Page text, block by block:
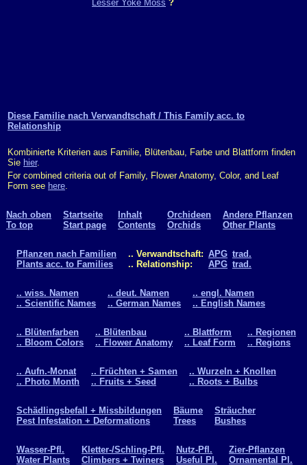
Lesser Yoke Moss ?
Diese Familie nach Verwandtschaft / This Family acc. to
Relationship
Kombinierte Kriterien aus Familie, Blütenbau, Farbe und Blattform finden
Sie hier.
For combined criteria out of Family, Flower Anatomy, Color, and Leaf
Form see here.
Nach oben
To top
Startseite
Start page
Inhalt
Contents
Orchideen
Orchids
Andere Pflanzen
Other Plants
Pflanzen nach Familien
Plants acc. to Families
.. Verwandtschaft:
.. Relationship:
APG
APG
trad.
trad.
.. wiss. Namen
.. Scientific Names
.. deut. Namen
.. German Names
.. engl. Namen
.. English Names
.. Blütenfarben
.. Bloom Colors
.. Blütenbau
.. Flower Anatomy
.. Blattform
.. Leaf Form
.. Regionen
.. Regions
.. Aufn.-Monat
.. Photo Month
.. Früchten + Samen
.. Fruits + Seed
.. Wurzeln + Knollen
.. Roots + Bulbs
Schädlingsbefall + Missbildungen
Pest Infestation + Deformations
Bäume
Trees
Sträucher
Bushes
Wasser-Pfl.
Water Plants
Kletter-/Schling-Pfl.
Climbers + Twiners
Nutz-Pfl.
Useful Pl.
Zier-Pflanzen
Ornamental Pl.